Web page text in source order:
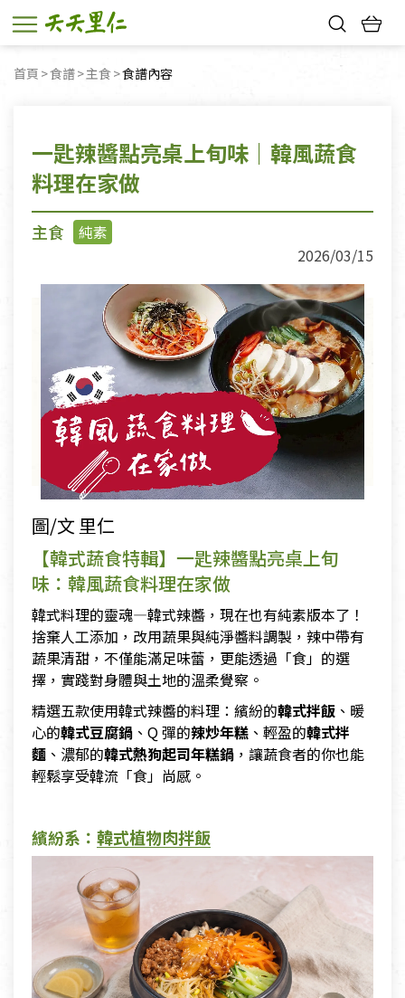
首頁 食譜 主食 目前頁面：
食譜內容
一匙辣醬點亮桌上旬味｜韓風蔬食
料理在家做
主食
純素
2026/03/15
圖/文 里仁
【韓式蔬食特輯】一匙辣醬點亮桌上旬
味：韓風蔬食料理在家做
韓式料理的靈魂—韓式辣醬，現在也有純素版本了！
捨棄人工添加，改用蔬果與純淨醬料調製，辣中帶有
蔬果清甜，不僅能滿足味蕾，更能透過「食」的選
擇，實踐對身體與土地的溫柔覺察。
精選五款使用韓式辣醬的料理：繽紛的韓式拌飯 、暖
心的韓式豆腐鍋 、Q 彈的辣炒年糕 、輕盈的韓式拌
麵 、濃郁的韓式熱狗起司年糕鍋 ，讓蔬食者的你也能
輕鬆享受韓流「食」尚感。
繽紛系： 韓式植物肉拌飯